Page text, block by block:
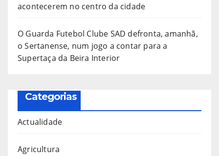
acontecerem no centro da cidade
O Guarda Futebol Clube SAD defronta, amanhã,
o Sertanense, num jogo a contar para a
Supertaça da Beira Interior
Categorias
Actualidade
Agricultura